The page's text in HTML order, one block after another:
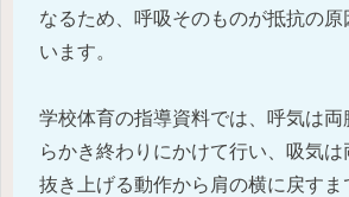
なるため、呼吸そのものが抵抗の原
います。
学校体育の指導資料では、呼気は
らかき終わりにかけて行い、吸気は
抜き上げる動作から肩の横に戻す